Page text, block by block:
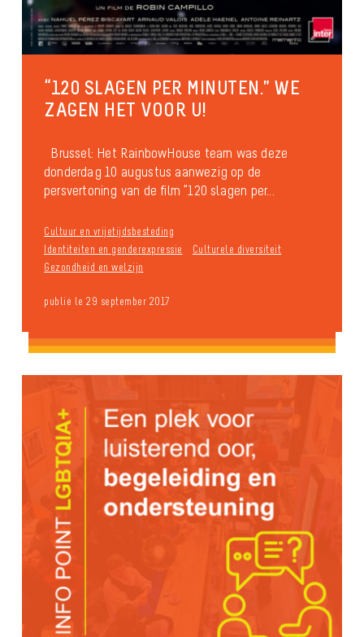
“120 SLAGEN PER MINUTEN.” WE
ZAGEN HET VOOR U!
Brussel: Het RainbowHouse team was deze
donderdag 10 augustus aanwezig op de
persvertoning van de film “120 slagen per...
Cultuur en vrijetijdsbesteding
Identiteiten en genderexpressie
Culturele diversiteit
Gezondheid en welzijn
publié le 29 september 2017